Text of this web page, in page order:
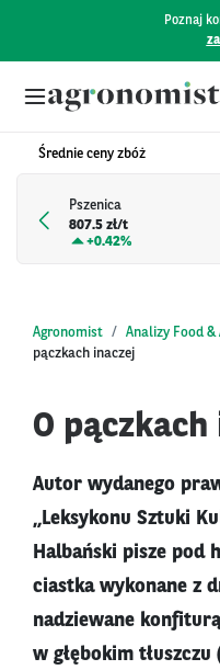
Poznaj
Średnie ceny zbóż
Pszenica
807.5 zł/t
+0.42%
Agronomist Analizy Food &
pączkach inaczej
O pączkach
Autor wydanego
„Leksykonu Sztuki
Halbański pisze pod
ciastka wykonane z
nadziewane
w głębokim